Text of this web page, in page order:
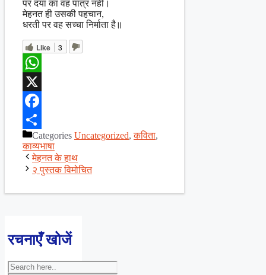
पर दया का वह पात्र नहीं।
मेहनत ही उसकी पहचान,
धरती पर वह सच्चा निर्माता है॥
Like 3
WhatsApp
X
Facebook
ShareCategories Uncategorized,कविता,
काव्यभाषा
मेहनत के हाथ
२ पुस्तक विमोचित
रचनाएँ खोजें